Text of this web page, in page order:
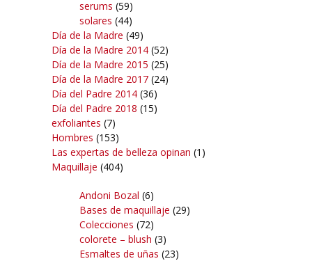
serums (59)
solares (44)
Día de la Madre (49)
Día de la Madre 2014 (52)
Día de la Madre 2015 (25)
Día de la Madre 2017 (24)
Día del Padre 2014 (36)
Día del Padre 2018 (15)
exfoliantes (7)
Hombres (153)
Las expertas de belleza opinan (1)
Maquillaje (404)
Andoni Bozal (6)
Bases de maquillaje (29)
Colecciones (72)
colorete – blush (3)
Esmaltes de uñas (23)